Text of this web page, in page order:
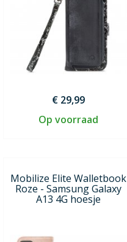
€ 29,99
Op voorraad
Mobilize Elite Walletbook
Roze - Samsung Galaxy
A13 4G hoesje